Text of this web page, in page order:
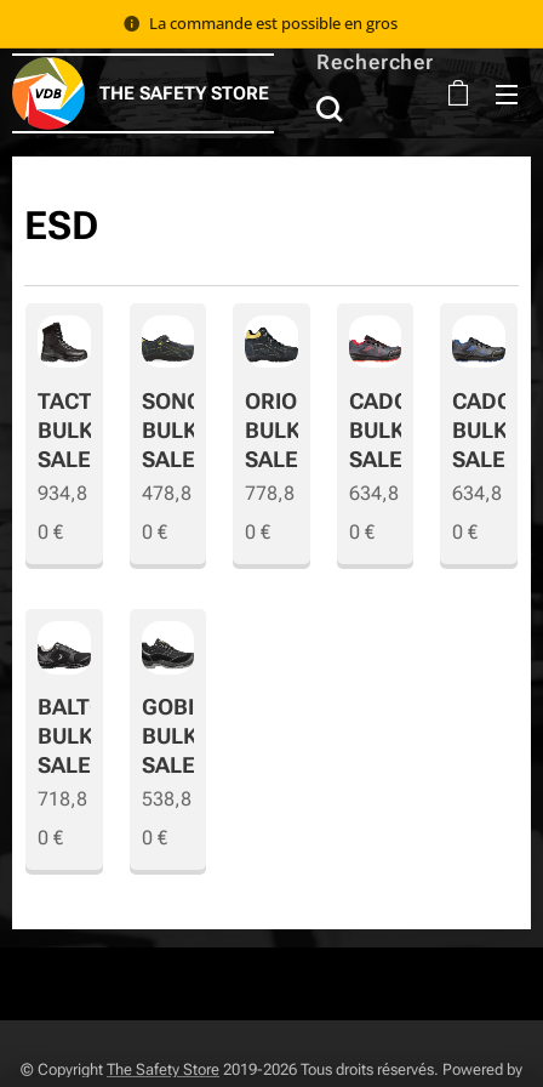
La commande est possible en gros 📦
THE SAFETY STORE
Rechercher
ESD
TACTIC
BULK
SALE
934,8
0 €
SONORA
BULK
SALE
478,8
0€
ORION
BULK
SALE
778,8
0 €
CADOR
BULK
SALE
634,8
0€
CADOR-
BULK-
SALE
634,8
0 €
BALTO
BULK
SALE
718,8
0 €
GOBI
BULK
SALE
538,8
0€
© Copyright The Safety Store 2019-2026 Tous droits réservés. Powered by